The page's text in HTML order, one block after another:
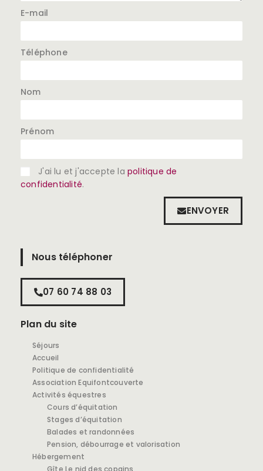
E-mail
Téléphone
Nom
Prénom
J'ai lu et j'accepte lapolitique de
confidentialité.
ENVOYER
Nous téléphoner
07 60 74 88 03
Plan du site
Séjours
Accueil
Politique de confidentialité
Association Equifontcouverte
Activités équestres
Cours d’équitation
Stages d’équitation
Balades et randonnées
Pension, débourrage et valorisation
Hébergement